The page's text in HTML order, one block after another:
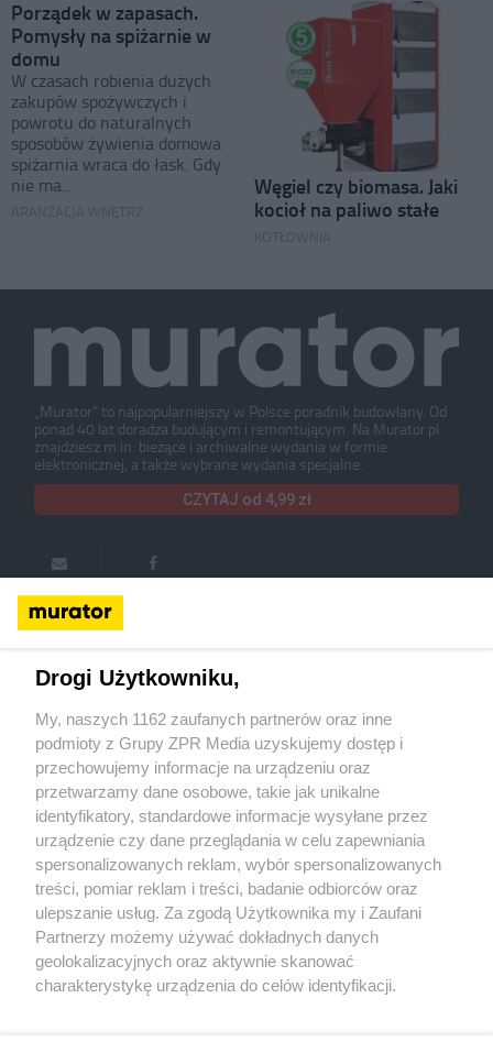
Porządek w zapasach.
Pomysły na spiżarnie w
domu
W czasach robienia dużych
zakupów spożywczych i
powrotu do naturalnych
sposobów żywienia domowa
spiżarnia wraca do łask. Gdy
nie ma...
Węgiel czy biomasa. Jaki
kocioł na paliwo stałe
„Murator” to najpopularniejszy w Polsce poradnik budowlany. Od
ponad 40 lat doradza budującym i remontującym. Na Murator.pl
znajdziesz m.in. bieżące i archiwalne wydania w formie
elektronicznej, a także wybrane wydania specjalne.
CZYTAJ od 4,99 zł
Murator ONLINE
Murator:Redakcja miesięcznika Redakcja wydań specjalnych
Reklama Regulamin serwisu Warunki sprzedaży
prywatności i cookiesDane osoboweLicencjePomoc Deklaracja
dostępności
Serwisy internetowe Budowa i Wnętrza:Murator.pl
Projekty.murator.plMuratorfinanse.plUrzadzamy.pl
Architektura.murator.plMuratorplus.plZdrowie i parenting:
Poradnikzdrowie.pl Mjakmama.plHobby: Podroze.plBeszamel.pl
News: Se.pl Superbiz.pl Superseriale.plHotplota.plEskacinema.pl
Radio: Eska.pl Eskarock.pl Voxfm.pl ESKA2 RadioPLUS.pl SKLEP
ONLINE:
Vivelo.pl
Miesięczniki: Murator Architektura-murator
Żaden utwór zamieszczony w serwisie nie może być powielany i rozpowszechniany
Drogi Użytkowniku,
My, naszych 1162 zaufanych partnerów oraz inne
podmioty z Grupy ZPR Media uzyskujemy dostęp i
przechowujemy informacje na urządzeniu oraz
przetwarzamy dane osobowe, takie jak unikalne
identyfikatory, standardowe informacje wysyłane przez
urządzenie czy dane przeglądania w celu zapewniania
spersonalizowanych reklam, wybór spersonalizowanych
treści, pomiar reklam i treści, badanie odbiorców oraz
ulepszanie usług. Za zgodą Użytkownika my i Zaufani
Partnerzy możemy używać dokładnych danych
geolokalizacyjnych oraz aktywnie skanować
charakterystykę urządzenia do celów identyfikacji.